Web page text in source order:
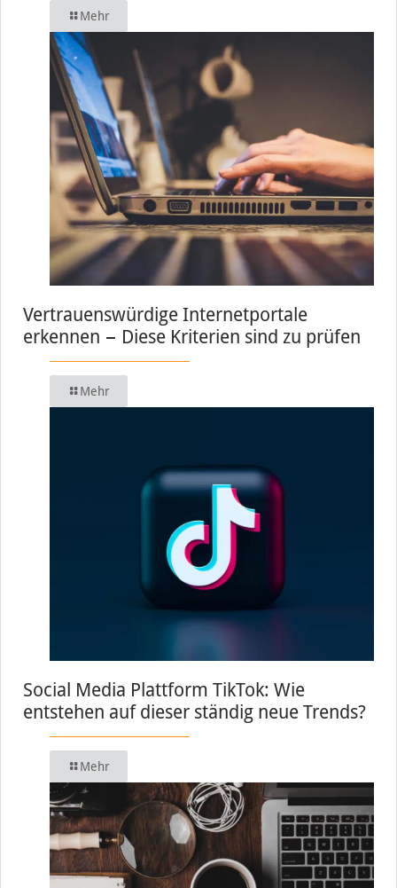
Mehr
Vertrauenswürdige Internetportale
erkennen − Diese Kriterien sind zu prüfen
Mehr
Social Media Plattform TikTok: Wie
entstehen auf dieser ständig neue Trends?
Mehr